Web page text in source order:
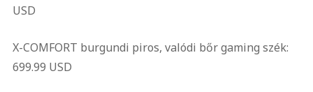
USD
X-COMFORT burgundi piros, valódi bőr gaming szék:
699.99 USD